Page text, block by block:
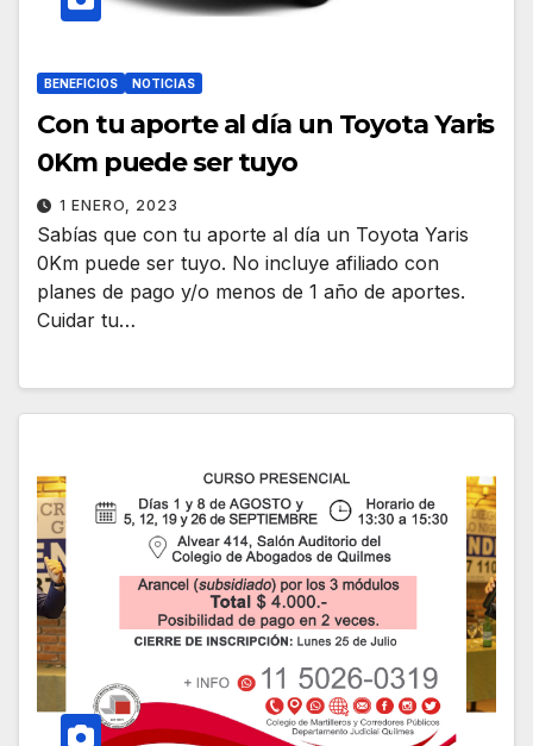
BENEFICIOS NOTICIAS
Con tu aporte al día un Toyota Yaris
0Km puede ser tuyo
1 ENERO, 2023
Sabías que con tu aporte al día un Toyota Yaris
0Km puede ser tuyo. No incluye afiliado con
planes de pago y/o menos de 1 año de aportes.
Cuidar tu…